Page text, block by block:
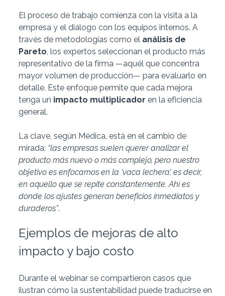
El proceso de trabajo comienza con la visita a la
empresa y el diálogo con los equipos internos. A
través de metodologías como el análisis de
Pareto, los expertos seleccionan el producto más
representativo de la firma —aquél que concentra
mayor volumen de producción— para evaluarlo en
detalle. Este enfoque permite que cada mejora
tenga un impacto multiplicador en la eficiencia
general.
La clave, según Médica, está en el cambio de
mirada: “las empresas suelen querer analizar el
producto más nuevo o más complejo, pero nuestro
objetivo es enfocarnos en la ‘vaca lechera’, es decir,
en aquello que se repite constantemente. Ahí es
donde los ajustes generan beneficios inmediatos y
duraderos”.
Ejemplos de mejoras de alto
impacto y bajo costo
Durante el webinar se compartieron casos que
ilustran cómo la sustentabilidad puede traducirse en